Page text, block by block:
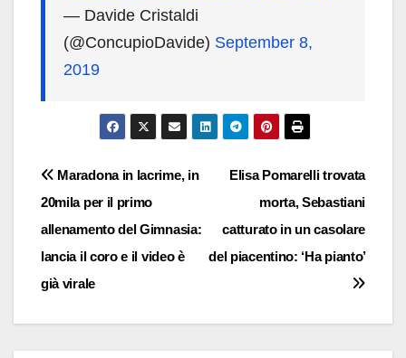
— Davide Cristaldi
(@ConcupioDavide) September 8,
2019
Navigazione
articoli
Elisa Pomarelli trovata
morta, Sebastiani
catturato in un casolare
del piacentino: ‘Ha pianto’
Maradona in lacrime, in
20mila per il primo
allenamento del Gimnasia:
lancia il coro e il video è
già virale